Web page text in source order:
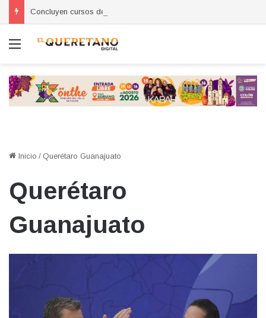
Menú
Inicio / Querétaro Guanajuato
Querétaro
Guanajuato